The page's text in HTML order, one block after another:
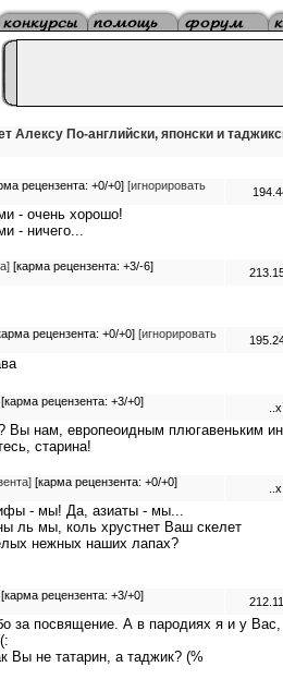
Алексу По-английски, японски и
рецензента: +0/+0] [игнорировать
- очень хорошо!
- ничего...
[карма рецензента: +3/-6]
рецензента: +0/+0] [игнорировать
[карма рецензента: +3/+0]
Вы нам, европеоидным плюгавеньким
старина!
[карма рецензента: +0/+0]
- мы! Да, азиаты - мы...
ль мы, коль хрустнет Ваш скелет
нежных наших лапах?
[карма рецензента: +3/+0]
за посвящение. А в пародиях я и у
Вы не татарин, а таджик? (%